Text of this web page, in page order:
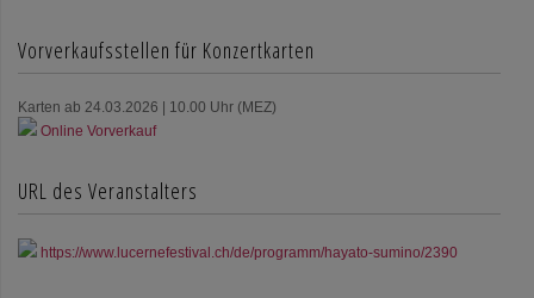
Vorverkaufsstellen für Konzertkarten
Karten ab 24.03.2026 | 10.00 Uhr (MEZ)
Online Vorverkauf
URL des Veranstalters
https://www.lucernefestival.ch/de/programm/hayato-sumino/2390